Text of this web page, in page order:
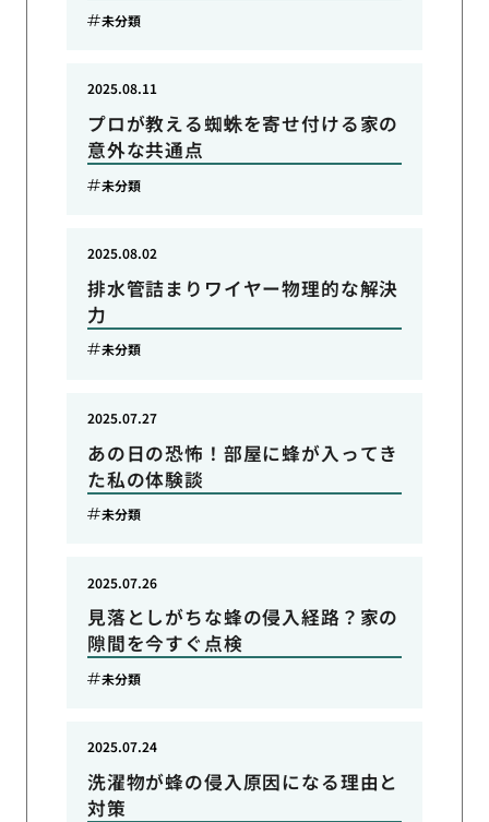
未分類
プロが教える蜘蛛を寄せ付ける家の
意外な共通点
2025.08.11
未分類
排水管詰まりワイヤー物理的な解決
力
2025.08.02
未分類
あの日の恐怖！部屋に蜂が入ってき
た私の体験談
2025.07.27
未分類
見落としがちな蜂の侵入経路？家の
隙間を今すぐ点検
2025.07.26
未分類
洗濯物が蜂の侵入原因になる理由と
対策
2025.07.24